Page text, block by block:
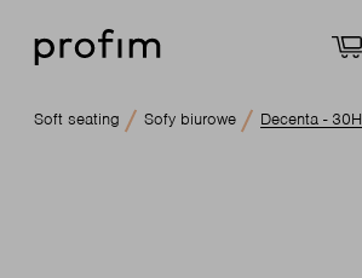
Soft seating Sofy biurowe Decenta - 30H